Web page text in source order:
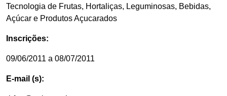
Tecnologia de Frutas, Hortaliças, Leguminosas, Bebidas,
Açúcar e Produtos Açucarados
Inscrições:
09/06/2011 a 08/07/2011
E-mail (s):